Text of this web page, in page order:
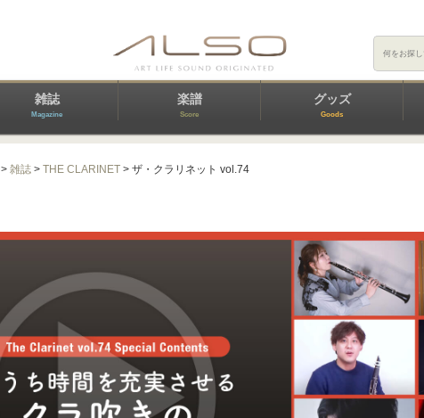
雑誌
Magazine
楽譜
Score
グッズ
Goods
>雑誌 >THE CLARINET > ザ・クラリネット vol.74